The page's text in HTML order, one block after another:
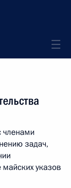
членами
задач,
указов